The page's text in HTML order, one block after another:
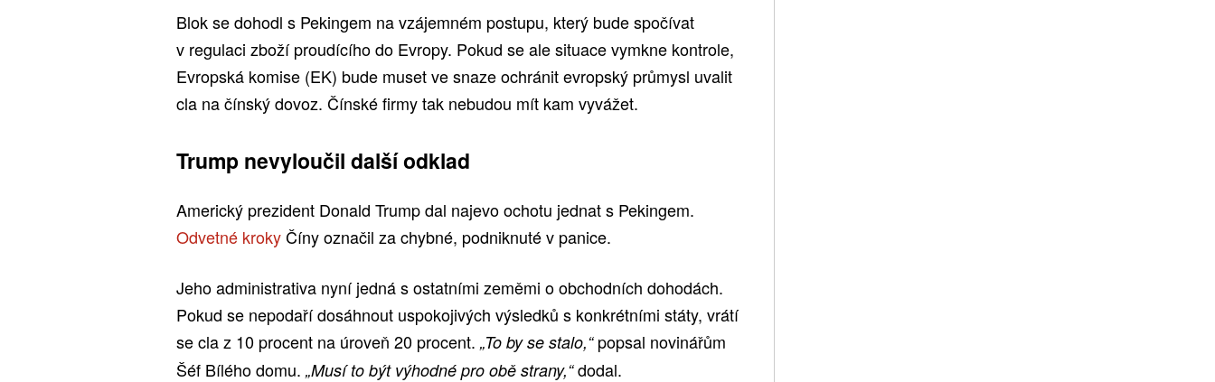
Blok se dohodl s Pekingem na vzájemném postupu, který bude spočívat
v regulaci zboží proudícího do Evropy. Pokud se ale situace vymkne kontrole,
Evropská komise (EK) bude muset ve snaze ochránit evropský průmysl uvalit
cla na čínský dovoz. Čínské firmy tak nebudou mít kam vyvážet.
Trump nevyloučil další odklad
Americký prezident Donald Trump dal najevo ochotu jednat s Pekingem.
Odvetné krokyČíny označil za chybné, podniknuté v panice.
Jeho administrativa nyní jedná s ostatními zeměmi o obchodních dohodách.
Pokud se nepodaří dosáhnout uspokojivých výsledků s konkrétními státy, vrátí
se cla z 10 procent na úroveň 20 procent. „To by se stalo,“popsal novinářům
Šéf Bílého domu. „Musí to být výhodné pro obě strany,“dodal.